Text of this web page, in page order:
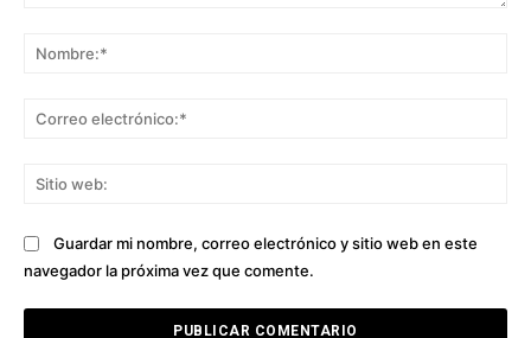
Guardar mi nombre, correo electrónico y sitio web en este
navegador la próxima vez que comente.